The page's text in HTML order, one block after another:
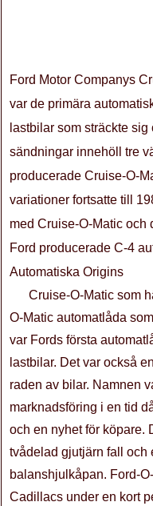
Ford Motor Companys
var de primära
lastbilar som sträckte
sändningar innehöll tre
producerade Cruise-O-
variationer fortsatte till
med Cruise-O-Matic och
Ford producerade C-4
Automatiska Origins
Cruise-O-Matic som
O-Matic automatlåda
var Fords första
lastbilar. Det var också
raden av bilar. Namnen
marknadsföring i en tid
och en nyhet för köpare.
tvådelad gjutjärn fall och
balanshjulkåpan. Ford-
Cadillacs under en kort